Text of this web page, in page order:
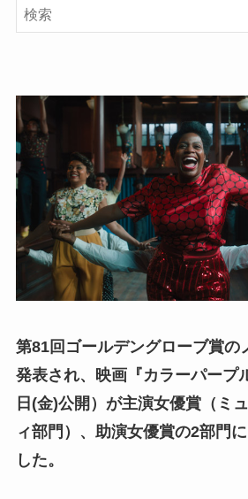
第81回ゴールデングローブ賞の
発表され、映画『カラーパープ
日(金)公開）が主演女優賞（ミ
ィ部門）、助演女優賞の2部門
した。